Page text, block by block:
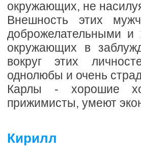
окружающих, не
Внешность этих
доброжелательными
окружающих в
вокруг этих
однолюбы и очень
Карлы - хорошие
прижимисты, умеют
Кирилл